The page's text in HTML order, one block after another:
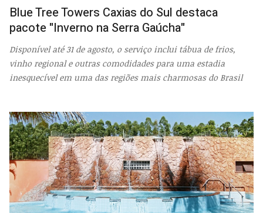
Blue Tree Towers Caxias do Sul destaca
pacote "Inverno na Serra Gaúcha"
Disponível até 31 de agosto, o serviço inclui tábua de frios,
vinho regional e outras comodidades para uma estadia
inesquecível em uma das regiões mais charmosas do Brasil